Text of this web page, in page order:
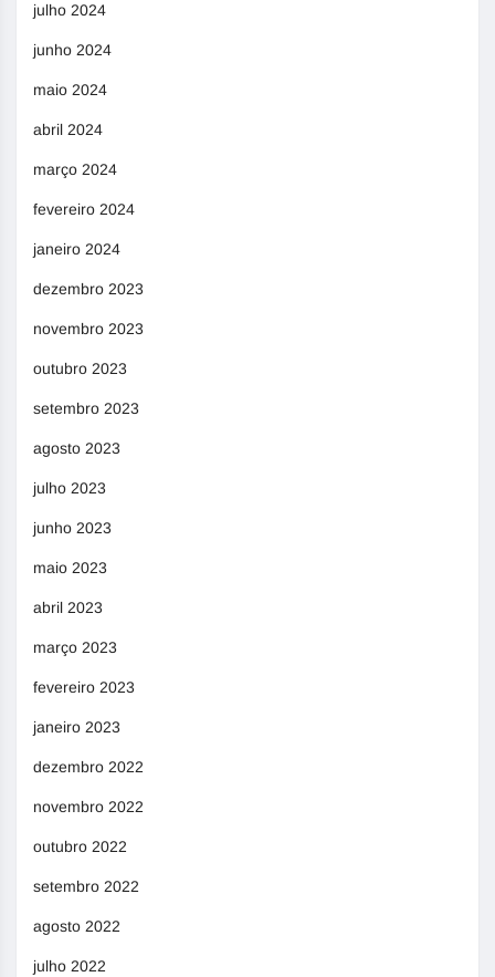
julho 2024
junho 2024
maio 2024
abril 2024
março 2024
fevereiro 2024
janeiro 2024
dezembro 2023
novembro 2023
outubro 2023
setembro 2023
agosto 2023
julho 2023
junho 2023
maio 2023
abril 2023
março 2023
fevereiro 2023
janeiro 2023
dezembro 2022
novembro 2022
outubro 2022
setembro 2022
agosto 2022
julho 2022